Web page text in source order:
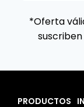
*Oferta
PRODUCTOS